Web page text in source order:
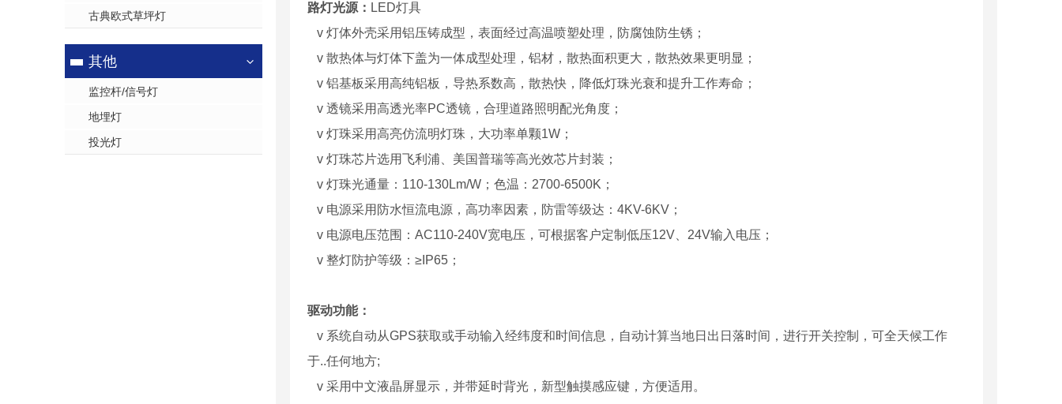
古典欧式草坪灯
其他
监控杆/信号灯
地埋灯
投光灯
路灯光源： LED灯具
v 灯体外壳采用铝压铸成型，表面经过高温喷塑处理，防腐蚀防生锈；
v 散热体与灯体下盖为一体成型处理，铝材，散热面积更大，散热效果更明显；
v 铝基板采用高纯铝板，导热系数高，散热快，降低灯珠光衰和提升工作寿命；
v 透镜采用高透光率PC透镜，合理道路照明配光角度；
v 灯珠采用高亮仿流明灯珠，大功率单颗1W；
v 灯珠芯片选用飞利浦、美国普瑞等高光效芯片封装；
v 灯珠光通量：110-130Lm/W；色温：2700-6500K；
v 电源采用防水恒流电源，高功率因素，防雷等级达：4KV-6KV；
v 电源电压范围：AC110-240V宽电压，可根据客户定制低压12V、24V输入电压；
v 整灯防护等级：≥IP65；
驱动功能：
v 系统自动从GPS获取或手动输入经纬度和时间信息，自动计算当地日出日落时间，进行开关控制，可全天候工作
于..任何地方;
v 采用中文液晶屏显示，并带延时背光，新型触摸感应键，方便适用。